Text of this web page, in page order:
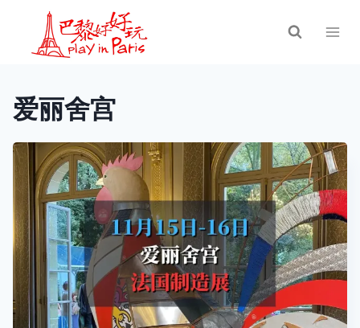
爱丽舍宫